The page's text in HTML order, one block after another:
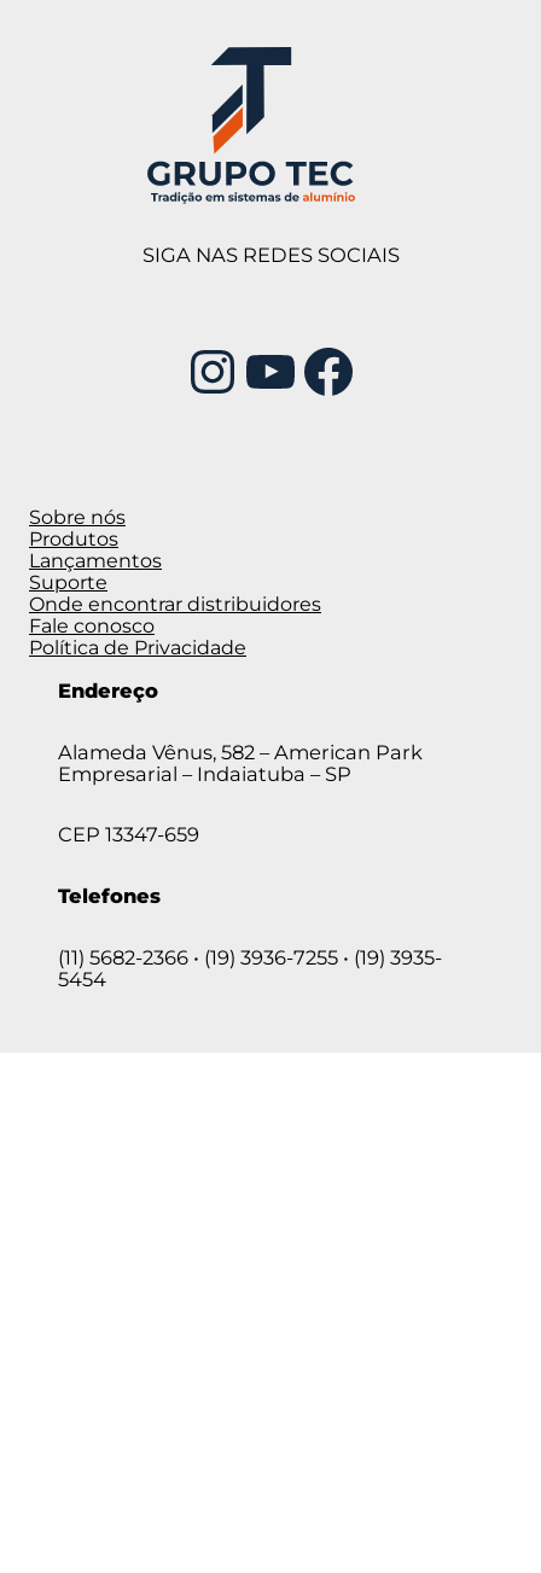
SIGA NAS REDES SOCIAIS
InstagramYoutube Facebook
Sobre nós
Produtos
Lançamentos
Suporte
Onde encontrar distribuidores
Fale conosco
Política de Privacidade
Endereço
Alameda Vênus, 582 – American Park
Empresarial – Indaiatuba – SP
CEP 13347-659
Telefones
(11) 5682-2366 • (19) 3936-7255 • (19) 3935-
5454